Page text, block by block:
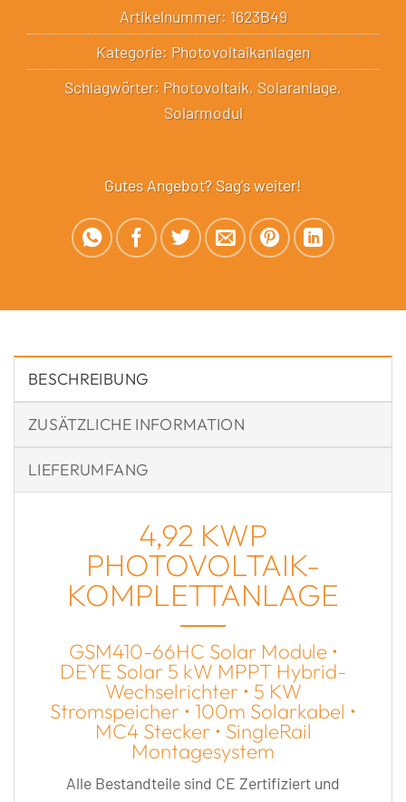
Artikelnummer: 1623B49
Kategorie: Photovoltaikanlagen
Schlagwörter: Photovoltaik, Solaranlage,
Solarmodul
Gutes Angebot? Sag's weiter!
BESCHREIBUNG
ZUSÄTZLICHE INFORMATION
LIEFERUMFANG
4,92 KWP
PHOTOVOLTAIK-
KOMPLETTANLAGE
GSM410-66HC Solar Module •
DEYE Solar 5 kW MPPT Hybrid-
Wechselrichter • 5 KW
Stromspeicher • 100m Solarkabel •
MC4 Stecker • SingleRail
Montagesystem
Alle Bestandteile sind CE Zertifiziert und